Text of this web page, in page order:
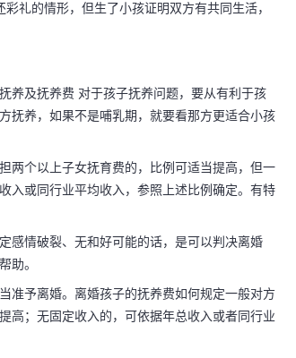
礼的情形，但生了小孩证明双方有共同生活，
养及抚养费 对于孩子抚养问题，要从有利于孩
抚养，如果不是哺乳期，就要看那方更适合小孩
两个以上子女抚育费的，比例可适当提高，但一
入或同行业平均收入，参照上述比例确定。有特
感情破裂、无和好可能的话，是可以判决离婚
助。
准予离婚。离婚孩子的抚养费如何规定一般对方
高；无固定收入的，可依据年总收入或者同行业